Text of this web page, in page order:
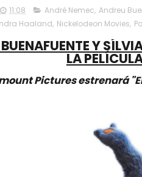
11:08 André Nemec, Andreu
Haaland, Nickelodeon Movies,
Y
LA
Pictures estrenará